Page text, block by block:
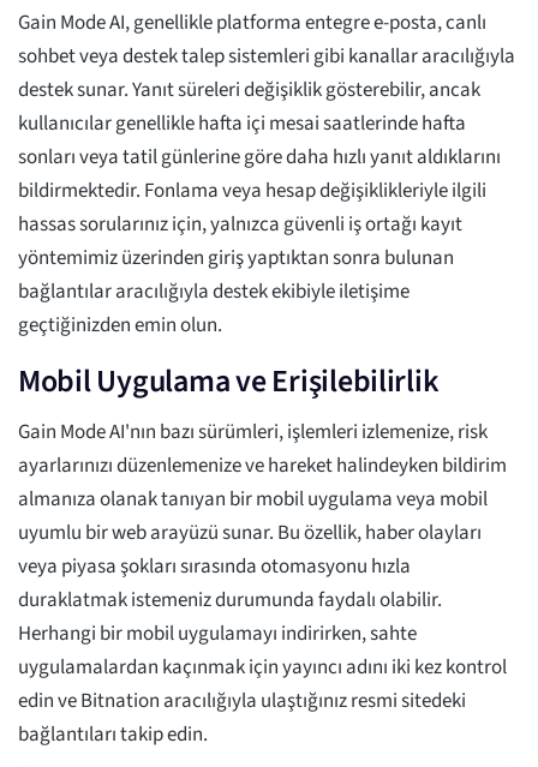
Gain Mode AI, genellikle platforma entegre e-posta, canlı
sohbet veya destek talep sistemleri gibi kanallar aracılığıyla
destek sunar. Yanıt süreleri değişiklik gösterebilir, ancak
kullanıcılar genellikle hafta içi mesai saatlerinde hafta
sonları veya tatil günlerine göre daha hızlı yanıt aldıklarını
bildirmektedir. Fonlama veya hesap değişiklikleriyle ilgili
hassas sorularınız için, yalnızca güvenli iş ortağı kayıt
yöntemimiz üzerinden giriş yaptıktan sonra bulunan
bağlantılar aracılığıyla destek ekibiyle iletişime
geçtiğinizden emin olun.
Mobil Uygulama ve Erişilebilirlik
Gain Mode AI'nın bazı sürümleri, işlemleri izlemenize, risk
ayarlarınızı düzenlemenize ve hareket halindeyken bildirim
almanıza olanak tanıyan bir mobil uygulama veya mobil
uyumlu bir web arayüzü sunar. Bu özellik, haber olayları
veya piyasa şokları sırasında otomasyonu hızla
duraklatmak istemeniz durumunda faydalı olabilir.
Herhangi bir mobil uygulamayı indirirken, sahte
uygulamalardan kaçınmak için yayıncı adını iki kez kontrol
edin ve Bitnation aracılığıyla ulaştığınız resmi sitedeki
bağlantıları takip edin.